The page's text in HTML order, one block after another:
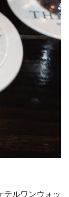
テルワンウォッ